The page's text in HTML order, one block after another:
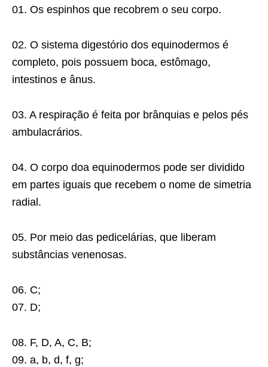
01. Os espinhos que recobrem o seu corpo.
02. O sistema digestório dos equinodermos é
completo, pois possuem boca, estômago,
intestinos e ânus.
03. A respiração é feita por brânquias e pelos pés
ambulacrários.
04. O corpo doa equinodermos pode ser dividido
em partes iguais que recebem o nome de simetria
radial.
05. Por meio das pedicelárias, que liberam
substâncias venenosas.
06. C;
07. D;
08. F, D, A, C, B;
09. a, b, d, f, g;